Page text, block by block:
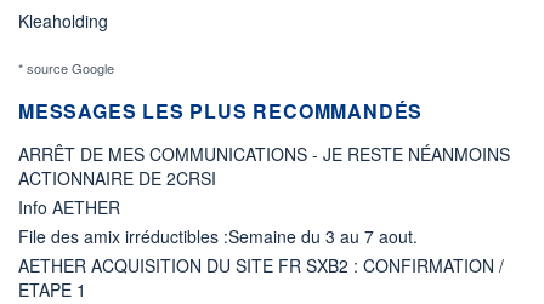
Kleaholding
* source Google
MESSAGES LES PLUS RECOMMANDÉS
ARRÊT DE MES COMMUNICATIONS - JE RESTE NÉANMOINS
ACTIONNAIRE DE 2CRSI
Info AETHER
File des amix irréductibles :Semaine du 3 au 7 aout.
AETHER ACQUISITION DU SITE FR SXB2 : CONFIRMATION /
ETAPE 1